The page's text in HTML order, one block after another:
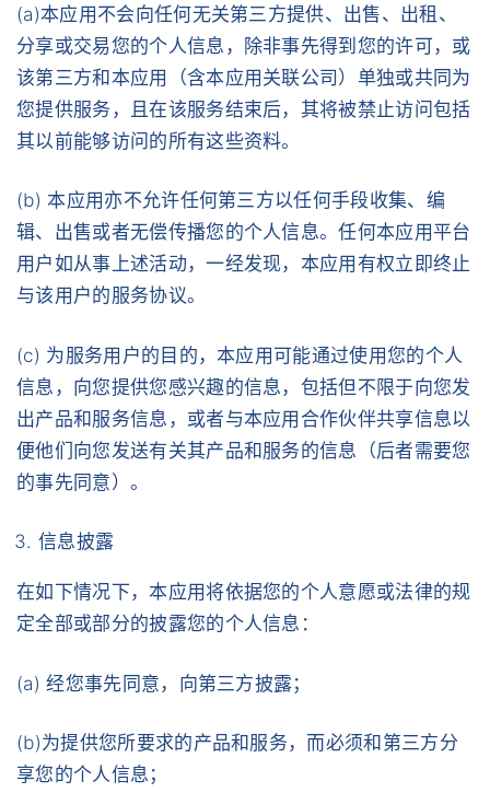
(a)本应用不会向任何无关第三方提供、出售、出租、
分享或交易您的个人信息，除非事先得到您的许可，或
该第三方和本应用（含本应用关联公司）单独或共同为
您提供服务，且在该服务结束后，其将被禁止访问包括
其以前能够访问的所有这些资料。
(b) 本应用亦不允许任何第三方以任何手段收集、编
辑、出售或者无偿传播您的个人信息。任何本应用平台
用户如从事上述活动，一经发现，本应用有权立即终止
与该用户的服务协议。
(c) 为服务用户的目的，本应用可能通过使用您的个人
信息，向您提供您感兴趣的信息，包括但不限于向您发
出产品和服务信息，或者与本应用合作伙伴共享信息以
便他们向您发送有关其产品和服务的信息（后者需要您
的事先同意）。
信息披露
在如下情况下，本应用将依据您的个人意愿或法律的规
定全部或部分的披露您的个人信息：
(a) 经您事先同意，向第三方披露；
(b)为提供您所要求的产品和服务，而必须和第三方分
享您的个人信息；